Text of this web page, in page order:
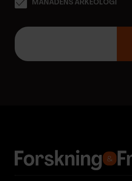
MÅNADENS ARKEOLOGI
E
p
s
: